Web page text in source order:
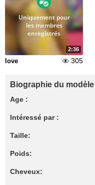
2:36
Uniquement pour
les membres
enregistrés
love 305
Biographie du modèle
Age :
Intéressé par :
Taille:
Poids:
Cheveux: